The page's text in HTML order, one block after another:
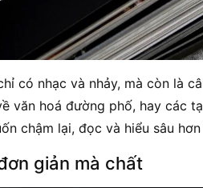
có nhạc và nhảy, mà còn là
văn hoá đường phố, hay các
chậm lại, đọc và hiểu sâu
giản mà chất